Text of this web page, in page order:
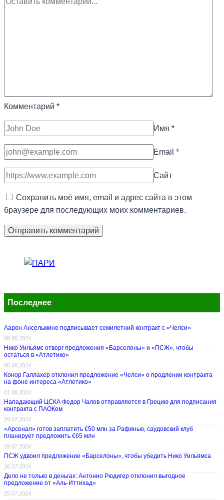
Комментарий *
Имя *
Email *
Сайт
Сохранить моё имя, email и адрес сайта в этом
браузере для последующих моих комментариев.
Последнее
Аарон Ансельмино подписывает семилетний контракт с «Челси»
08.08.2024
Нико Уильямс отверг предложения «Барселоны» и «ПСЖ», чтобы
остаться в «Атлетико»
05.08.2024
Конор Галлахер отклонил предложение «Челси» о продлении контракта
на фоне интереса «Атлетико»
01.08.2024
Нападающий ЦСКА Федор Чалов отправляется в Грецию для подписания
контракта с ПАОКом
29.07.2024
«Арсенал» готов заплатить €50 млн за Рафинью, саудовский клуб
планирует предложить €65 млн
29.07.2024
ПСЖ удвоил предложение «Барселоны», чтобы убедить Нико Уильямса
26.07.2024
Дело не только в деньгах: Антонио Рюдигер отклонил выгодное
предложение от «Аль-Иттихад»
25.07.2024